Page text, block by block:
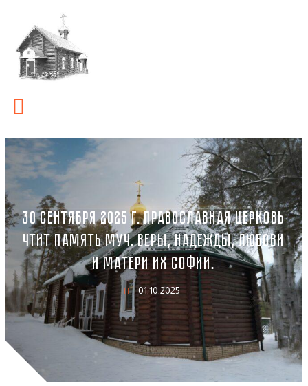
30 СЕНТЯБРЯ 2025 Г. ПРАВОСЛАВНАЯ ЦЕРКОВЬ
ЧТИТ ПАМЯТЬ МУЧ. ВЕРЫ, НАДЕЖДЫ, ЛЮБОВИ
И МАТЕРИ ИХ СОФИИ.
01.10.2025